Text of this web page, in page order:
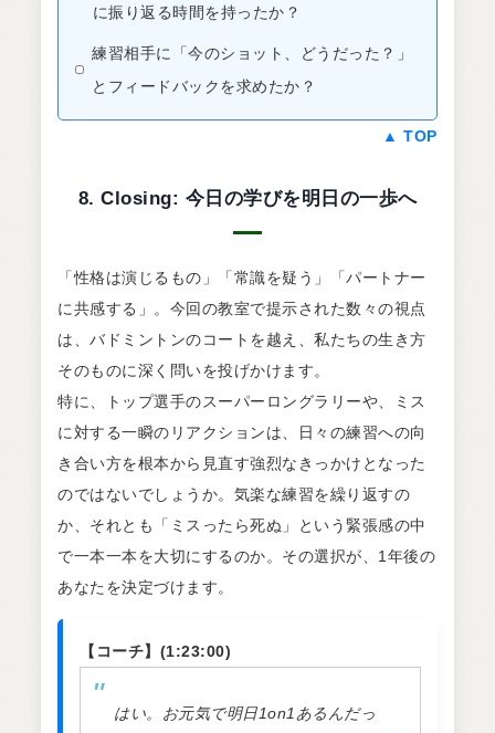
に振り返る時間を持ったか？
練習相手に「今のショット、どうだった？」
とフィードバックを求めたか？
▲ TOP
8. Closing: 今日の学びを明日の一歩へ
「性格は演じるもの」「常識を疑う」「パートナー
に共感する」。今回の教室で提示された数々の視点
は、バドミントンのコートを越え、私たちの生き方
そのものに深く問いを投げかけます。
特に、トップ選手のスーパーロングラリーや、ミス
に対する一瞬のリアクションは、日々の練習への向
き合い方を根本から見直す強烈なきっかけとなった
のではないでしょうか。気楽な練習を繰り返すの
か、それとも「ミスったら死ぬ」という緊張感の中
で一本一本を大切にするのか。その選択が、1年後の
あなたを決定づけます。
【コーチ】(1:23:00)
はい。お元気で明日1on1あるんだっ